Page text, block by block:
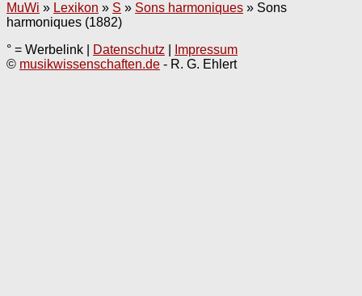
MuWi » Lexikon » S » Sons harmoniques » Sons
harmoniques (1882)
° = Werbelink |
Datenschutz
Impressum
© musikwissenschaften.de - R. G. Ehlert